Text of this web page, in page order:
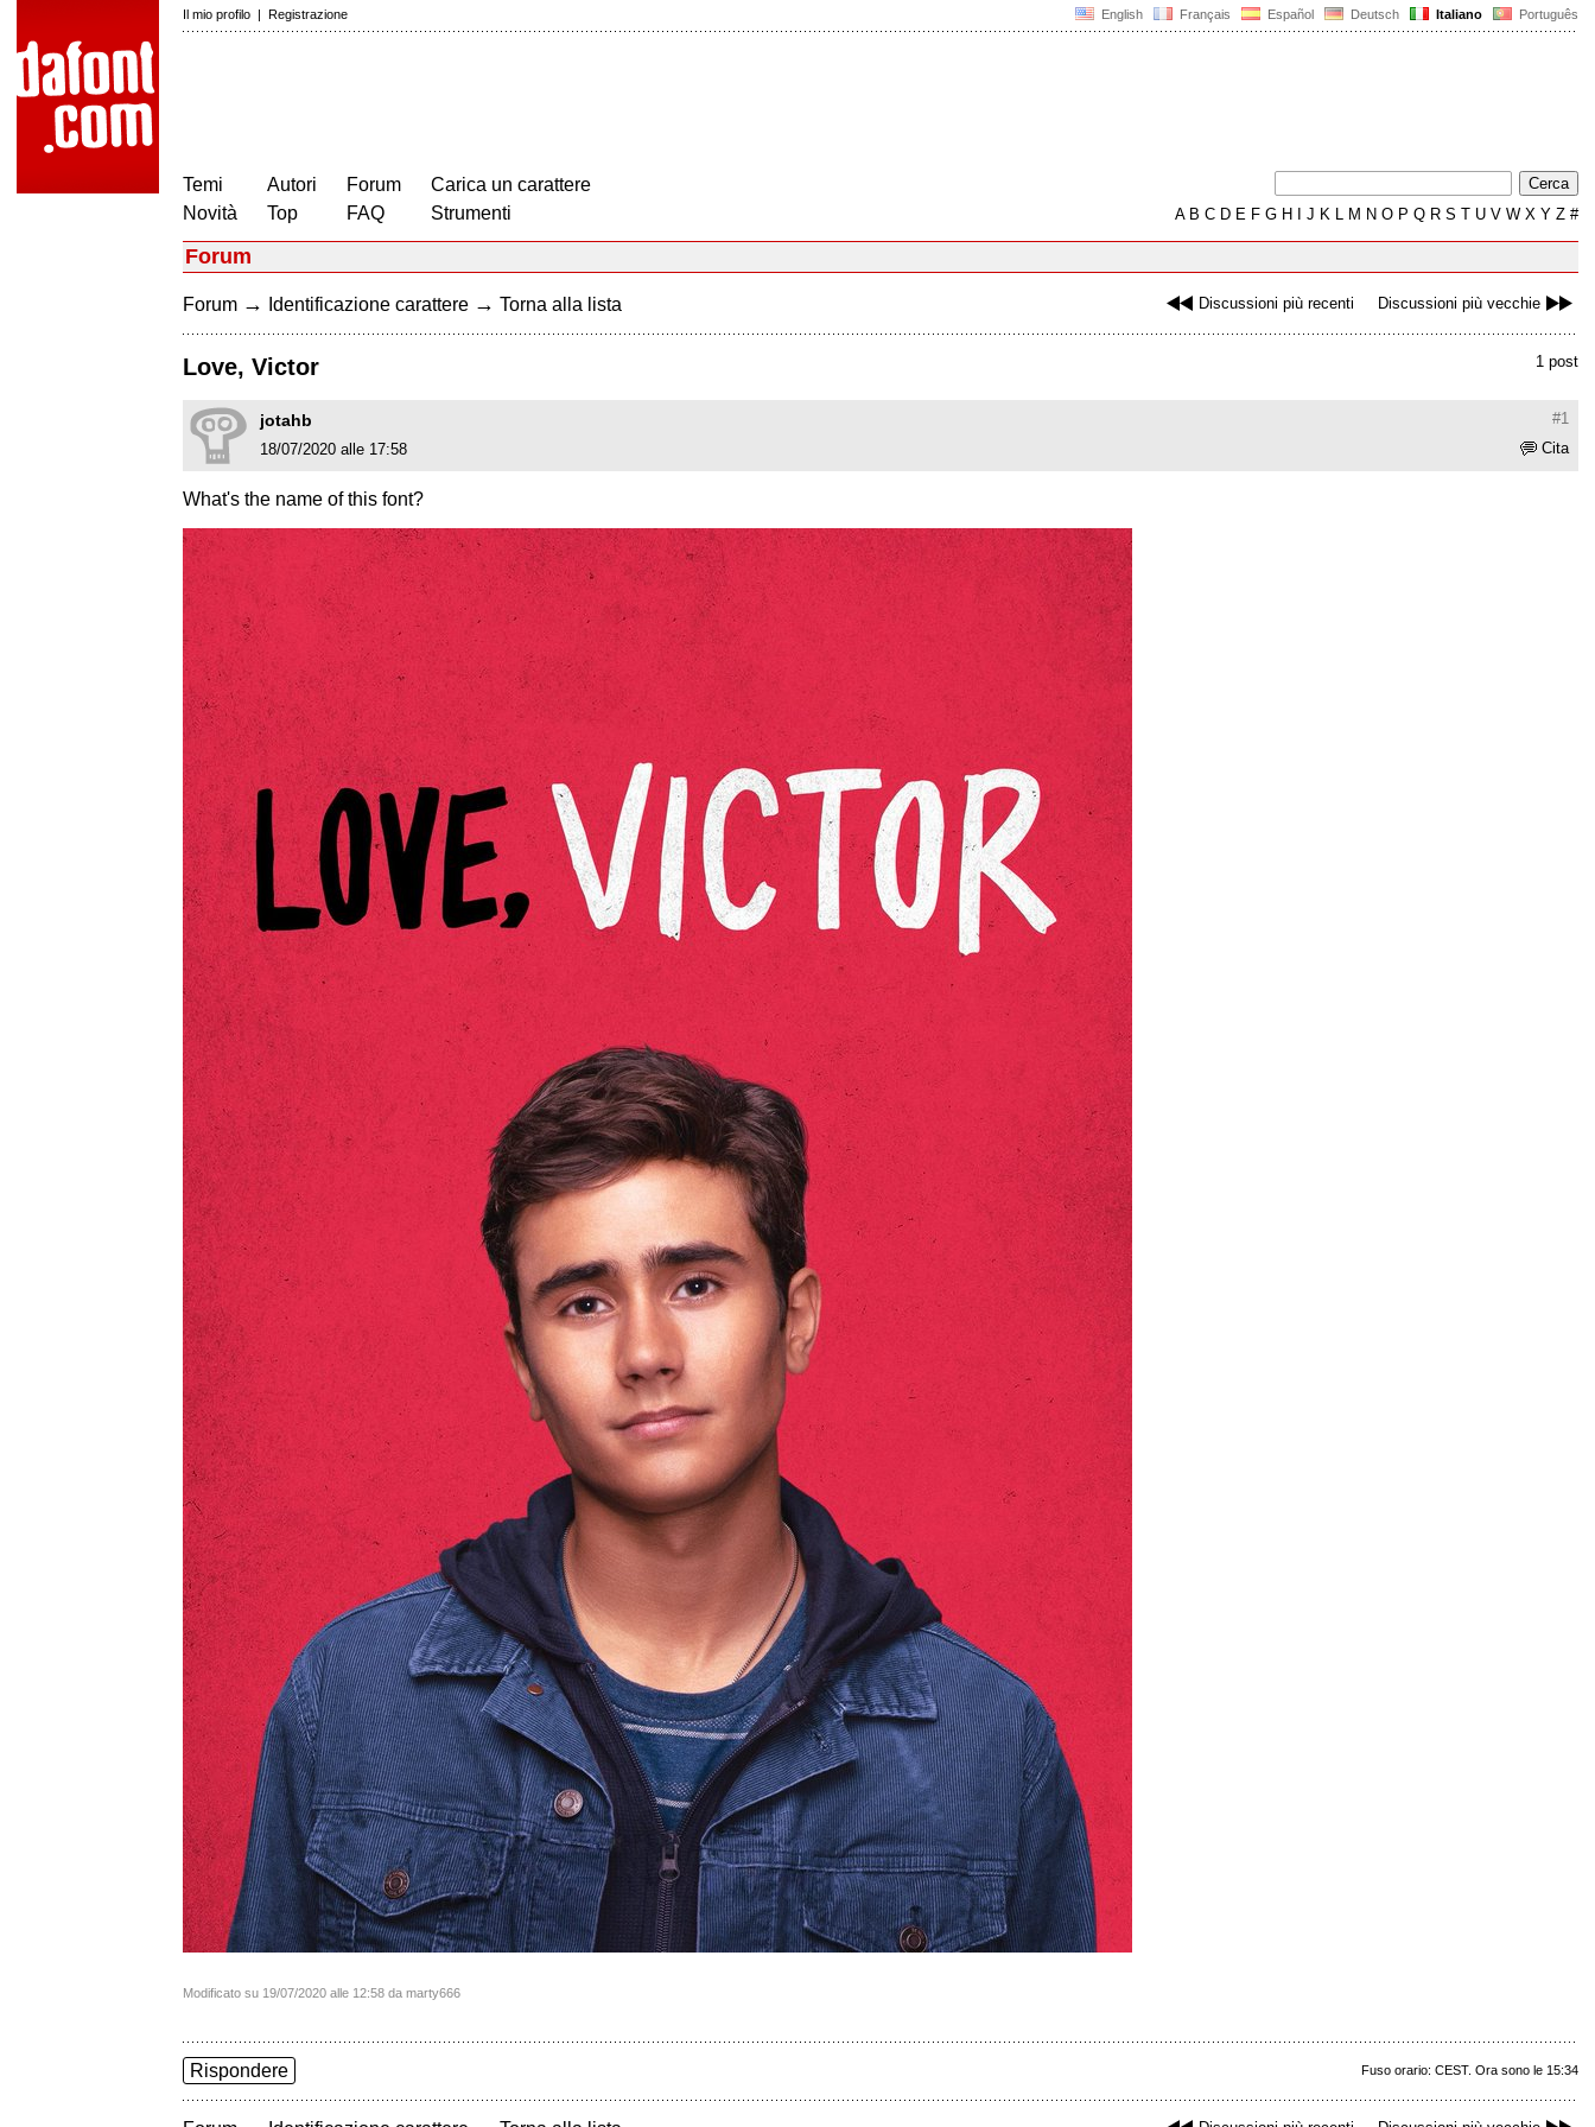
English Français Español Deutsch Italiano Português
Il mio profilo | Registrazione
Temi
Novità
Autori
Top
Forum
FAQ
Carica un carattere
Strumenti
AB C D E F G H J K L M N O P Q R S T U V W X Y Z #
Forum
Discussioni più recenti Discussioni più vecchie
Forum → Identificazione carattere → Torna alla lista
1 post
Love, Victor
#1
jotahb
Cita
18/07/2020 alle 17:58
What's the name of this font?
Modificato su 19/07/2020 alle 12:58 da marty666
Fuso orario: CEST. Ora sono le 15:34
Rispondere